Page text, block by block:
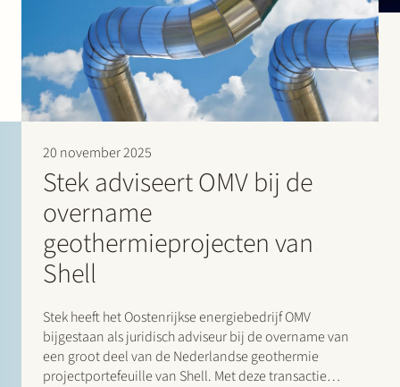
20 november 2025
Stek adviseert OMV bij de
overname
geothermieprojecten van
Shell
Stek heeft het Oostenrijkse energiebedrijf OMV
bijgestaan als juridisch adviseur bij de overname van
een groot deel van de Nederlandse geothermie
projectportefeuille van Shell. Met deze transactie